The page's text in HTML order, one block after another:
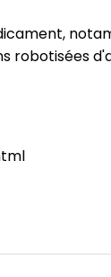
robotisées